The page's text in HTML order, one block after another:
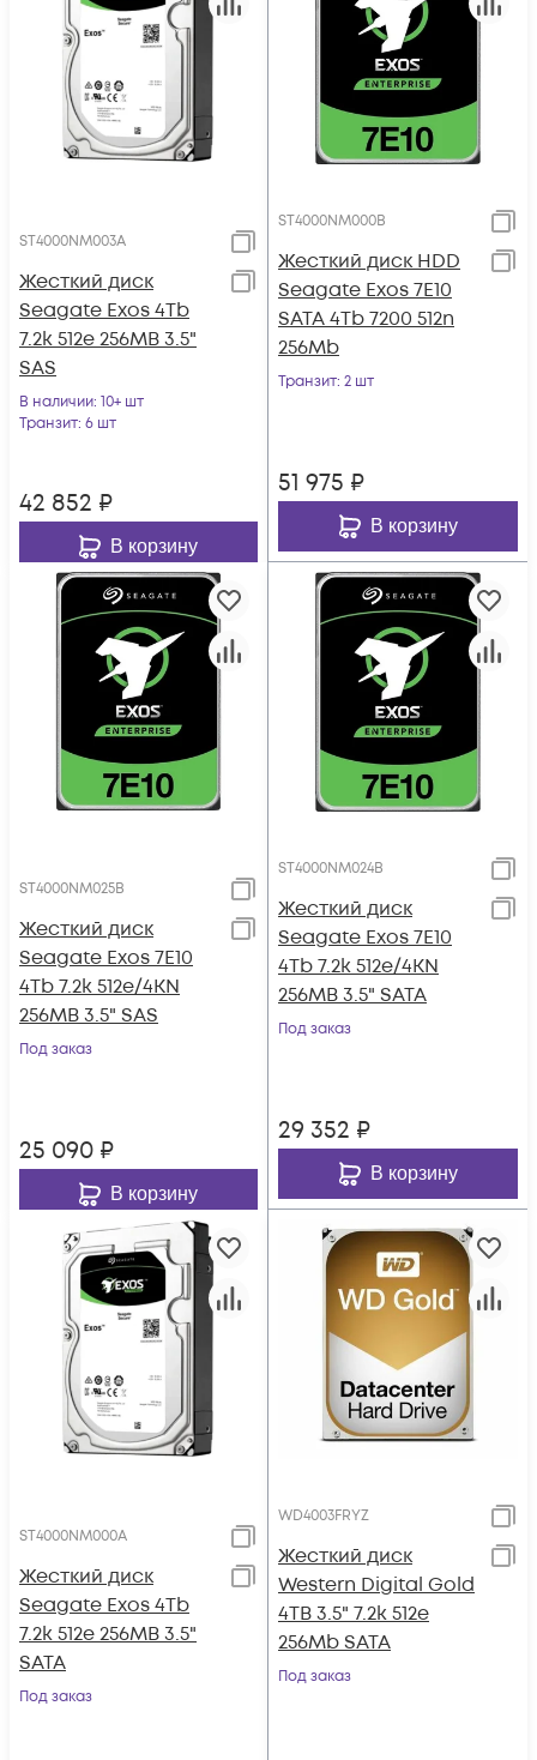
ST4000NM003A
Жесткий диск
Seagate Exos 4Tb
7.2k 512e 256MB 3.5"
SAS
В наличии: 10+ шт
Транзит: 6 шт
42 852 ₽
В корзину
ST4000NM000B
Жесткий диск HDD
Seagate Exos 7E10
SATA 4Tb 7200 512n
256Mb
Транзит: 2 шт
51 975 ₽
В корзину
ST4000NM025B
Жесткий диск
Seagate Exos 7E10
4Tb 7.2k 512e/4KN
256MB 3.5" SAS
Под заказ
25 090 ₽
В корзину
ST4000NM024B
Жесткий диск
Seagate Exos 7E10
4Tb 7.2k 512e/4KN
256MB 3.5" SATA
Под заказ
29 352 ₽
В корзину
ST4000NM000A
Жесткий диск
Seagate Exos 4Tb
7.2k 512e 256MB 3.5"
SATA
Под заказ
WD4003FRYZ
Жесткий диск
Western Digital Gold
4TB 3.5" 7.2k 512e
256Mb SATA
Под заказ